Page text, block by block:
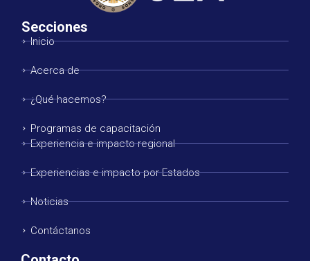
Secciones
Inicio
Acerca de
¿Qué hacemos?
Programas de capacitación
Experiencia e impacto regional
Experiencias e impacto por Estados
Noticias
Contáctanos